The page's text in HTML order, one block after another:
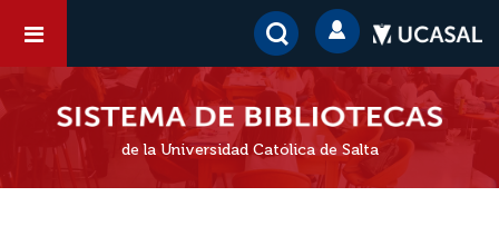
de la Universidad Católica de Salta